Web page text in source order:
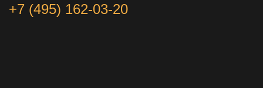
+7 (495) 162-03-20